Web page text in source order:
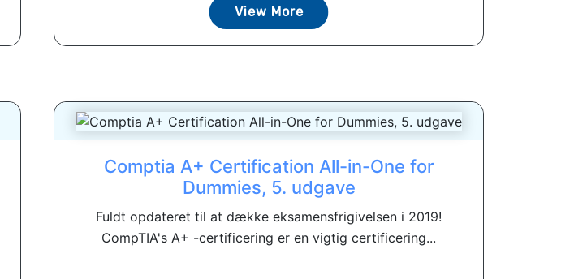
View More
Comptia A+ Certification All-in-One for
Dummies, 5. udgave
Fuldt opdateret til at dække eksamensfrigivelsen i 2019!
CompTIA's A+ -certificering er en vigtig certificering...